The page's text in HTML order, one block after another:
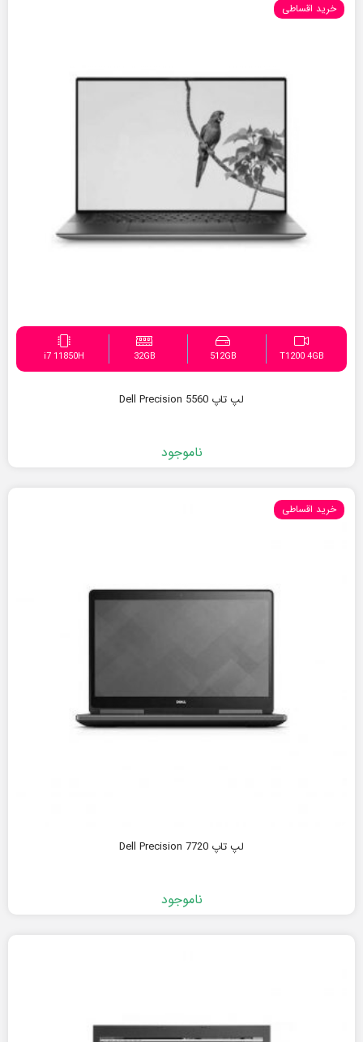
خرید اقساطی
T1200 4GB
512GB
32GB
i7 11850H
لپ تاپ Dell Precision 5560
ناموجود
خرید اقساطی
لپ تاپ Dell Precision 7720
ناموجود